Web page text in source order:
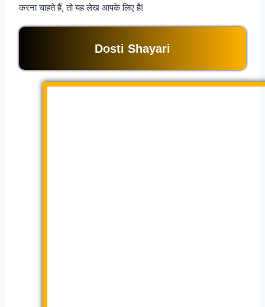
करना चाहते हैं, तो यह लेख आपके लिए है!
Dosti Shayari